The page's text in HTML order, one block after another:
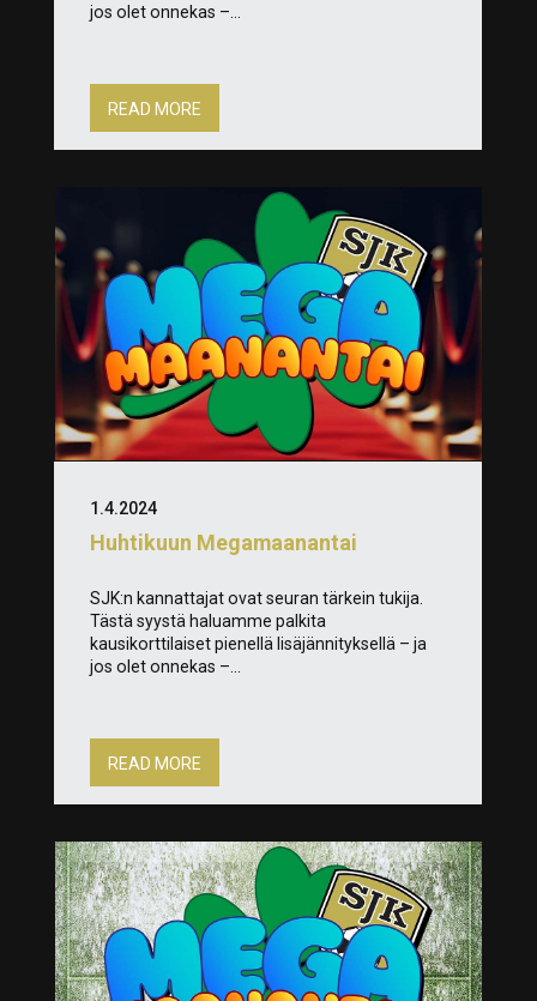
jos olet onnekas –...
READ MORE
Huhtikuun Megamaanantai
1.4.2024
SJK:n kannattajat ovat seuran tärkein tukija.
Tästä syystä haluamme palkita
kausikorttilaiset pienellä lisäjännityksellä – ja
jos olet onnekas –...
READ MORE